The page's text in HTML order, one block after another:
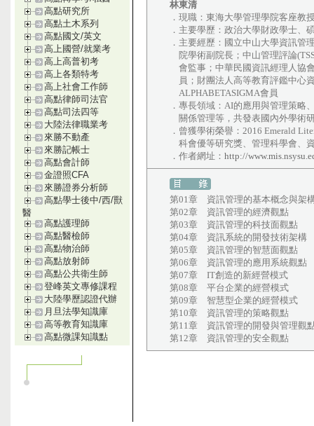
高點研究所
高點土木系列
高點國文/英文
高上國營/就業考
高上高普初考
高上各類特考
高上社會工作師
高點律師司法官
高點司法四等
大陸法律職業考
來勝不動產
來勝記帳士
高點會計師
金證照CFA
來勝證券分析師
高點學士後中/西/獸
醫
高點護理師
高點醫檢師
高點物治師
高點放射師
高點公共衛生師
登峰英文專修課程
大陸學歷認證代辦
月旦法學知識庫
高等教育知識庫
高點微課知識點
林東清
．現職：東海大學管理學院客座教
．主要學歷：政治大學財政學士、
．主要經歷：國立中山大學資訊
院學術副院長；中山管理評論
會監事；中華民國資訊經理人協
員；財團法人高等教育評鑑中心
ALPHABETASIGMA會員
．專長領域：AI的應用與管理策略
關係管理等，共發表國內外學術
．曾獲學術榮譽：2016 Emerald
科會優等研究獎、管理科學會、
．作者網址： http://
第01章 資訊管理的基本概念與架
第02章 資訊管理的經濟觀點
第03章 資訊管理的科技面觀點
第04章 資訊系統的開發技術架構
第05章 資訊管理的智慧面觀點
第06章 資訊管理的應用系統觀點
第07章 IT創造的新經營模式
第08章 平台企業的經營模式
第09章 智慧型企業的經營模式
第10章 資訊管理的策略觀點
第11章 資訊管理的開發與管理觀
第12章 資訊管理的安全觀點